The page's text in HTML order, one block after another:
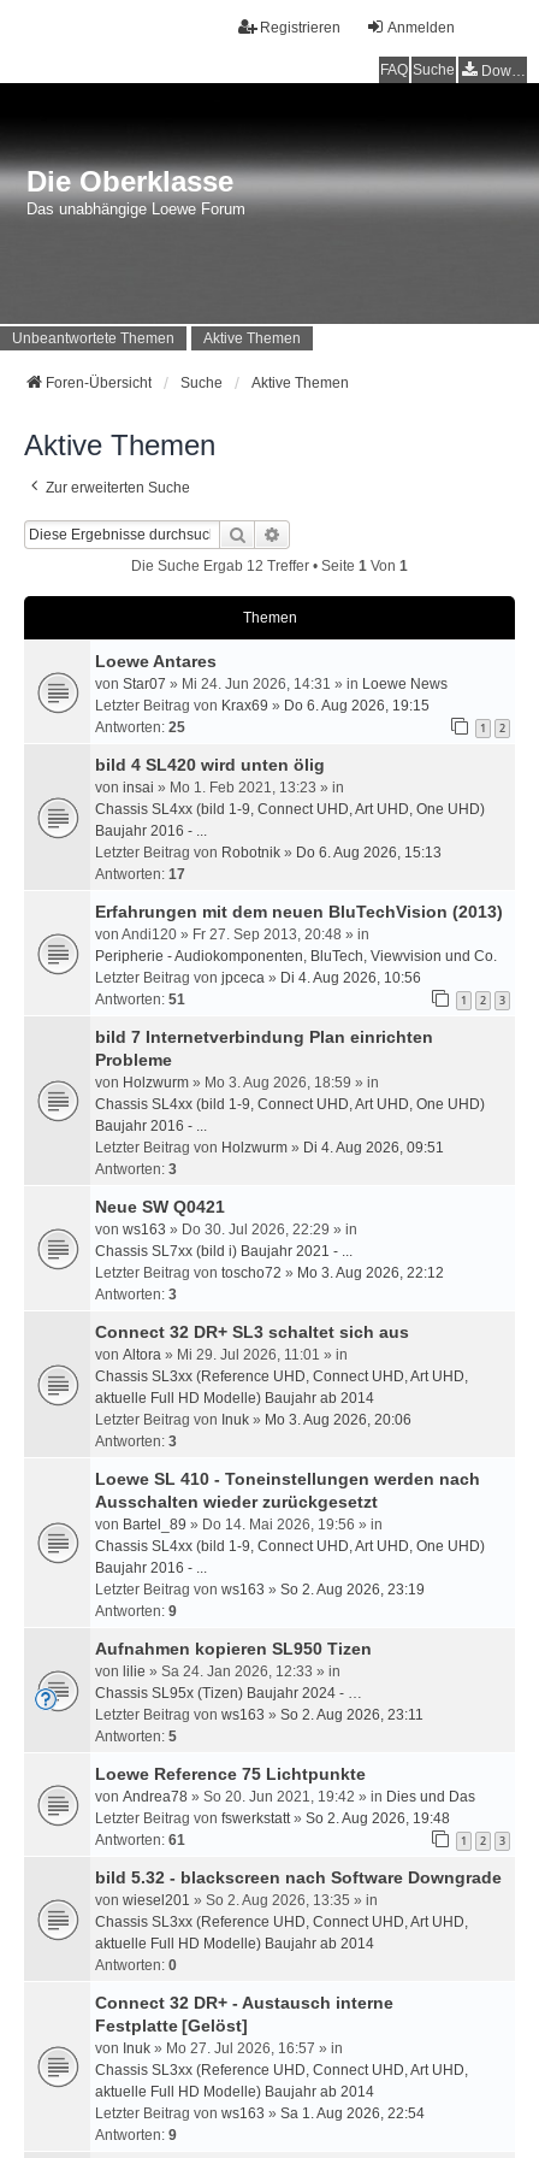
Anmelden
Registrieren
FAQ Suche Downloads
Die Oberklasse
Das unabhängige Loewe Forum
Unbeantwortete Themen Aktive Themen
Foren-Übersicht Suche Aktive Themen
Aktive Themen
Zur erweiterten Suche
Suche
Die Suche Ergab 12 Treffer • Seite 1 Von 1
Themen
Loewe Antares
von Star07 » Mi 24. Jun 2026, 14:31 » in Loewe News
Letzter Beitrag von Krax69 » Do 6. Aug 2026, 19:15
Antworten: 25 1 2
bild 4 SL420 wird unten ölig
von insai » Mo 1. Feb 2021, 13:23 » in
Chassis SL4xx (bild 1-9, Connect UHD, Art UHD, One UHD)
Baujahr 2016 - ...
Letzter Beitrag von Robotnik » Do 6. Aug 2026, 15:13
Antworten: 17
Erfahrungen mit dem neuen BluTechVision (2013)
von Andi120 » Fr 27. Sep 2013, 20:48 » in
Peripherie - Audiokomponenten, BluTech, Viewvision und Co.
Letzter Beitrag von jpceca » Di 4. Aug 2026, 10:56
Antworten: 51 1 2 3
bild 7 Internetverbindung Plan einrichten
Probleme
von Holzwurm » Mo 3. Aug 2026, 18:59 » in
Chassis SL4xx (bild 1-9, Connect UHD, Art UHD, One UHD)
Baujahr 2016 - ...
Letzter Beitrag von Holzwurm » Di 4. Aug 2026, 09:51
Antworten: 3
Neue SW Q0421
von ws163 » Do 30. Jul 2026, 22:29 » in
Chassis SL7xx (bild i) Baujahr 2021 - ...
Letzter Beitrag von toscho72 » Mo 3. Aug 2026, 22:12
Antworten: 3
Connect 32 DR+ SL3 schaltet sich aus
von Altora » Mi 29. Jul 2026, 11:01 » in
Chassis SL3xx (Reference UHD, Connect UHD, Art UHD,
aktuelle Full HD Modelle) Baujahr ab 2014
Letzter Beitrag von Inuk » Mo 3. Aug 2026, 20:06
Antworten: 3
Loewe SL 410 - Toneinstellungen werden nach
Ausschalten wieder zurückgesetzt
von Bartel_89 » Do 14. Mai 2026, 19:56 » in
Chassis SL4xx (bild 1-9, Connect UHD, Art UHD, One UHD)
Baujahr 2016 - ...
Letzter Beitrag von ws163 » So 2. Aug 2026, 23:19
Antworten: 9
Aufnahmen kopieren SL950 Tizen
von lilie » Sa 24. Jan 2026, 12:33 » in
Chassis SL95x (Tizen) Baujahr 2024 - …
Letzter Beitrag von ws163 » So 2. Aug 2026, 23:11
Antworten: 5
Loewe Reference 75 Lichtpunkte
von Andrea78 » So 20. Jun 2021, 19:42 » in Dies und Das
Letzter Beitrag von fswerkstatt» So 2. Aug 2026, 19:48
Antworten: 61 1 2 3
bild 5.32 - blackscreen nach Software Downgrade
von wiesel201 » So 2. Aug 2026, 13:35 » in
Chassis SL3xx (Reference UHD, Connect UHD, Art UHD,
aktuelle Full HD Modelle) Baujahr ab 2014
Antworten: 0
Connect 32 DR+ - Austausch interne
Festplatte[Gelöst]
von Inuk » Mo 27. Jul 2026, 16:57 » in
Chassis SL3xx (Reference UHD, Connect UHD, Art UHD,
aktuelle Full HD Modelle) Baujahr ab 2014
Letzter Beitrag von ws163 » Sa 1. Aug 2026, 22:54
Antworten: 9